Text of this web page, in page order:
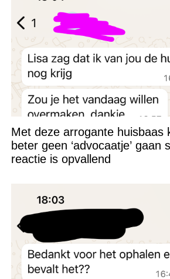
Met deze arrogante huisbaas
beter geen ‘advocaatje’ gaan
reactie is opvallend